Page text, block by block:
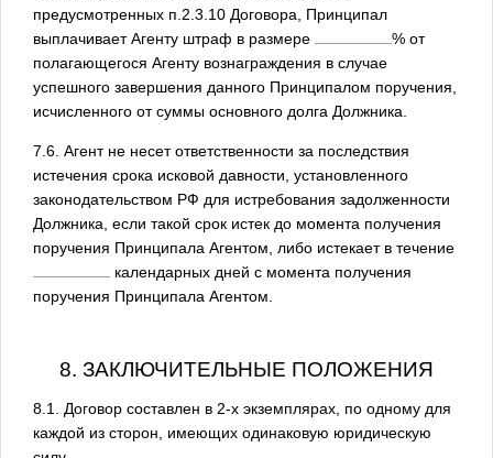
предусмотренных п.2.3.10 Договора, Принципал
выплачивает Агенту штраф в размере
% от
полагающегося Агенту вознаграждения в случае
успешного завершения данного Принципалом поручения,
исчисленного от суммы основного долга Должника.
7.6. Агент не несет ответственности за последствия
истечения срока исковой давности, установленного
законодательством РФ для истребования задолженности
Должника, если такой срок истек до момента получения
поручения Принципала Агентом, либо истекает в течение
календарных дней с момента получения
поручения Принципала Агентом.
8. ЗАКЛЮЧИТЕЛЬНЫЕ ПОЛОЖЕНИЯ
8.1. Договор составлен в 2-х экземплярах, по одному для
каждой из сторон, имеющих одинаковую юридическую